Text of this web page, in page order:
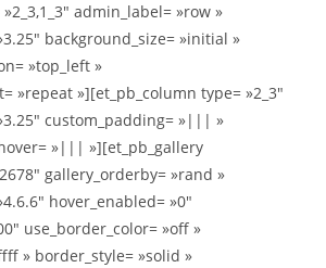
admin_label= »row »
background_size= »initial »
»top_left »
»repeat »][et_pb_column type= »2_3″
custom_padding= »||| »
»||| »][et_pb_gallery
gallery_orderby= »rand »
hover_enabled= »0″
use_border_color= »off »
» border_style= »solid »